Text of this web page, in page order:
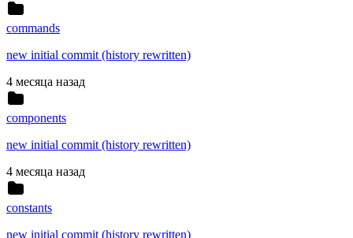
commands
new initial commit (history rewritten)
4 месяца назад
components
new initial commit (history rewritten)
4 месяца назад
constants
new initial commit (history rewritten)